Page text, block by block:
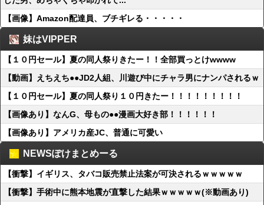
【画像】Amazon配達員、ブチギレる・・・・・
妹はVIPPER
【１０円セール】夏の同人祭りきたー！！全部買っとけwwww
【動画】えちえち●●JD2人組、川遊び中にチャラ男にナンパされるｗ
【１０円セール】夏の同人祭り１０円きたー！！！！！！！！！
【画像あり】なんG、母もの●●漫画大好き部！！！！！！
【画像あり】アメリカ産JC、普通に可愛い
NEWSぽけまとめーる
【衝撃】イギリス、タバコ販売禁止法案が可決されるｗｗｗｗｗ
【衝撃】手術中に熊本地震が直撃した結果ｗｗｗｗｗ(※動画あり)